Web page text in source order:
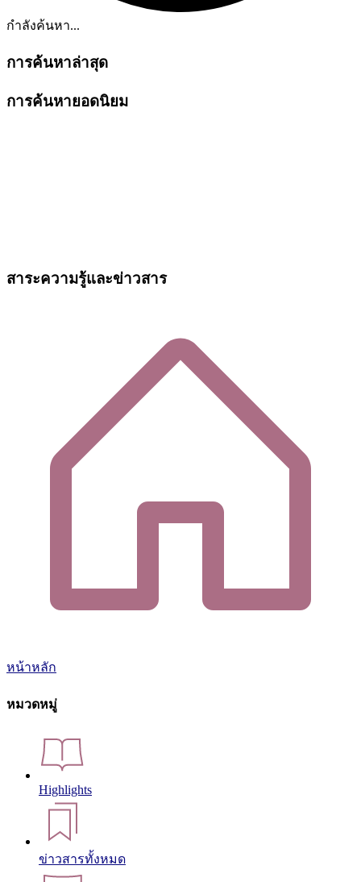
กำลังค้นหา...
การค้นหาล่าสุด
การค้นหายอดนิยม
สาระความรู้และข่าวสาร
หน้าหลัก
หมวดหมู่
Highlights
ข่าวสารทั้งหมด